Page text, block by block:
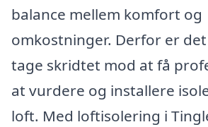
balance mellem komfort og
omkostninger. Derfor er
tage skridtet mod at få
at vurdere og installere
loft. Med loftisolering i